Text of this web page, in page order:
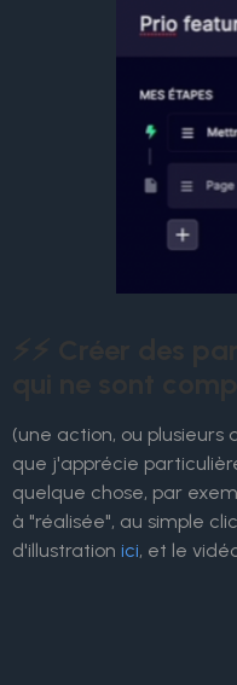
(une action, ou plusieurs
que j'apprécie
quelque chose, par
à "réalisée", au simple
d'illustration ici, et le